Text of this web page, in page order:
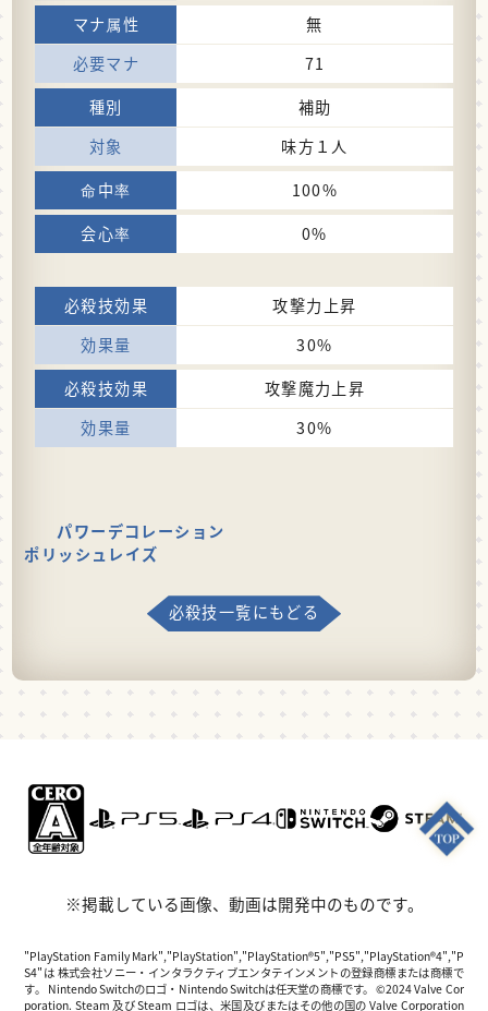
無
71
補助
味方１人
100%
0%
攻撃力上昇
30%
攻撃魔力上昇
30%
パワーデコレーション
ポリッシュレイズ
必殺技一覧にもどる
※掲載している画像、動画は開発中のものです。
"PlayStation Family Mark","PlayStation","PlayStation®5","PS5","PlayStation®4","P
S4"は 株式会社ソニー・インタラクティブエンタテインメントの登録商標または商標で
す。 Nintendo Switchのロゴ・Nintendo Switchは任天堂の商標です。 ©2024 Valve Cor
poration. Steam 及び Steam ロゴは、米国及びまたはその他の国の Valve Corporation